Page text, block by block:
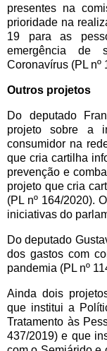
presentes na
prioridade na
19 para as
emergência de
Coronavírus (PL nº
Outros projetos
Do deputado
projeto sobre a
consumidor na
que cria cartilha
prevenção e
projeto que cria
(PL nº 164/2020).
iniciativas do
Do deputado
dos gastos com
pandemia (PL nº
Ainda dois
que institui a
Tratamento às
437/2019) e que